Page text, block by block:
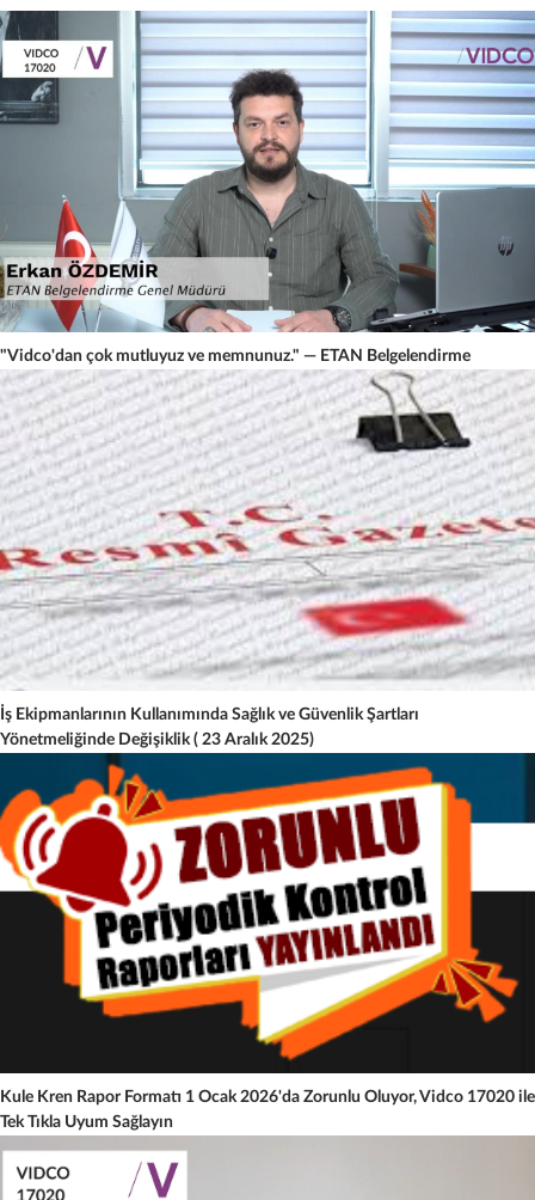
"Vidco'dan çok mutluyuz ve memnunuz." — ETAN Belgelendirme
İş Ekipmanlarının Kullanımında Sağlık ve Güvenlik Şartları
Yönetmeliğinde Değişiklik ( 23 Aralık 2025)
Kule Kren Rapor Formatı 1 Ocak 2026'da Zorunlu Oluyor, Vidco 17020 ile
Tek Tıkla Uyum Sağlayın